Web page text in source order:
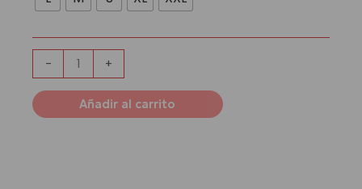
-
|
Local
Rojo
cantidad
+
Añadir al carrito